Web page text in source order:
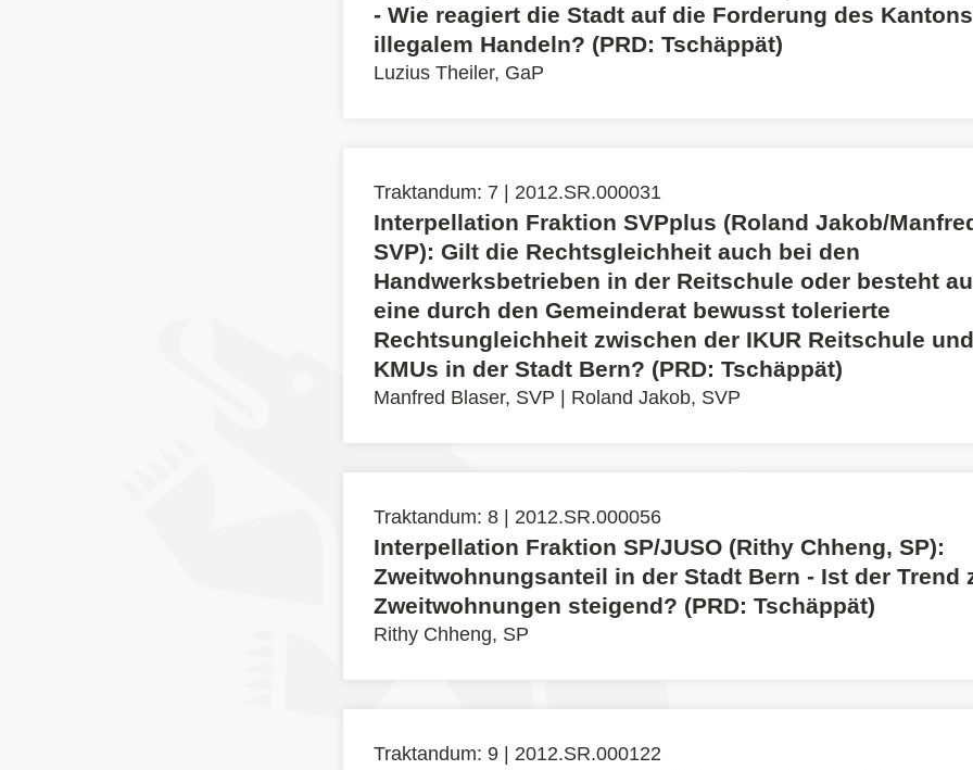
- Wie reagiert die Stadt auf die Forderung des
illegalem Handeln? (PRD: Tschäppät)
Luzius Theiler, GaP
Traktandum: 7 | 2012.SR.000031
Interpellation Fraktion SVPplus (Roland Jakob/
SVP): Gilt die Rechtsgleichheit auch bei den
Handwerksbetrieben in der Reitschule oder besteht
eine durch den Gemeinderat bewusst tolerierte
Rechtsungleichheit zwischen der IKUR Reitschule
KMUs in der Stadt Bern? (PRD: Tschäppät)
Manfred Blaser, SVP Roland Jakob, SVP
Traktandum: 8 | 2012.SR.000056
Interpellation Fraktion SP/JUSO (Rithy Chheng, SP):
Zweitwohnungsanteil in der Stadt Bern - Ist der Trend
Zweitwohnungen steigend? (PRD: Tschäppät)
Rithy Chheng, SP
Traktandum: 9 | 2012.SR.000122